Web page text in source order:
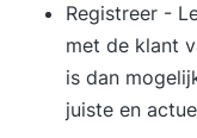
Registreer -
met de klant
is dan
juiste en